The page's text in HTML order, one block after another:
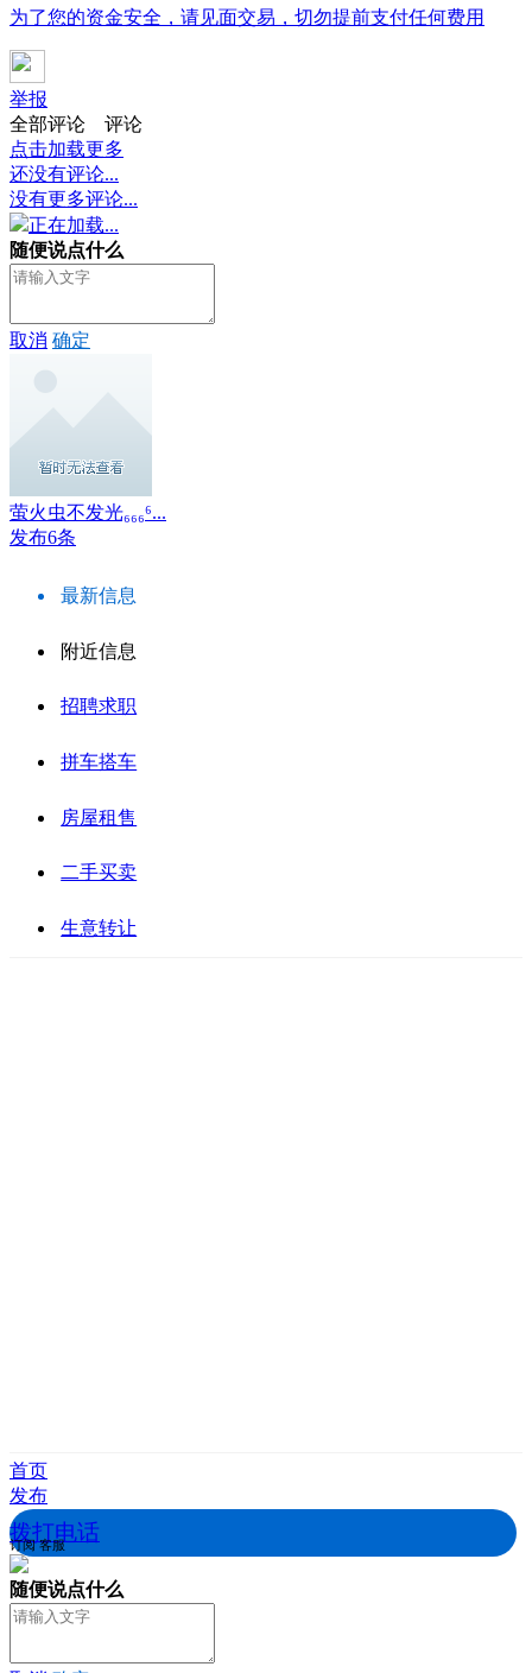
为了您的资金安全，请见面交易，切勿提前支付任何费用
举报
全部评论
评论
点击加载更多
还没有评论...
没有更多评论...
正在加载...
随便说点什么
取消 确定
萤火虫不发光₆₆₆⁶...
发布6条
最新信息
附近信息
招聘求职
拼车搭车
房屋租售
二手买卖
生意转让
首页
发布
拨打电话
订阅 客服
随便说点什么